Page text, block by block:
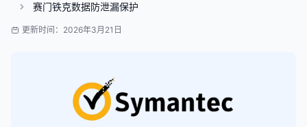
赛门铁克数据防泄漏保护
更新时间：2026年3月21日